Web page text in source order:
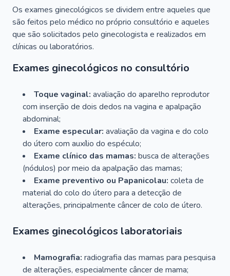
Os exames ginecológicos se dividem entre aqueles que
são feitos pelo médico no próprio consultório e aqueles
que são solicitados pelo ginecologista e realizados em
clínicas ou laboratórios.
Exames ginecológicos no consultório
Toque vaginal: avaliação do aparelho reprodutor
com inserção de dois dedos na vagina e apalpação
abdominal;
Exame especular: avaliação da vagina e do colo
do útero com auxílio do espéculo;
Exame clínico das mamas: busca de alterações
(nódulos) por meio da apalpação das mamas;
Exame preventivo ou Papanicolau: coleta de
material do colo do útero para a detecção de
alterações, principalmente câncer de colo de útero.
Exames ginecológicos laboratoriais
Mamografia: radiografia das mamas para pesquisa
de alterações, especialmente câncer de mama;